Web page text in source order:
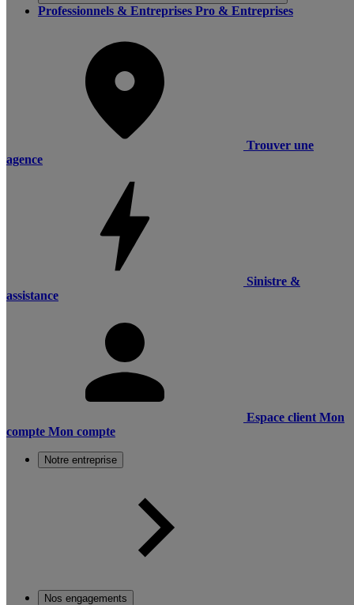
Professionnels & Entreprises Pro & Entreprises
Trouver une
agence
Sinistre &
assistance
Espace client Mon
compte Mon compte
Notre entreprise
Nos engagements